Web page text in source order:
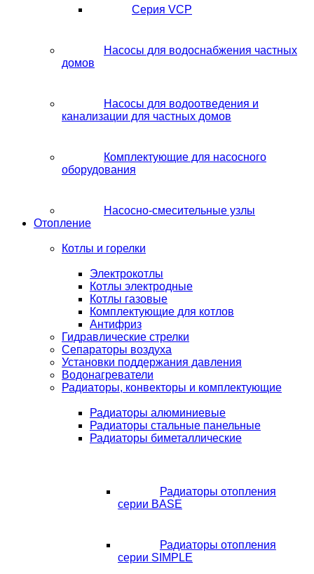
Серия VCP
Насосы для водоснабжения частных
домов
Насосы для водоотведения и
канализации для частных домов
Комплектующие для насосного
оборудования
Насосно-смесительные узлы
Отопление
Котлы и горелки
Электрокотлы
Котлы электродные
Котлы газовые
Комплектующие для котлов
Антифриз
Гидравлические стрелки
Сепараторы воздуха
Установки поддержания давления
Водонагреватели
Радиаторы, конвекторы и комплектующие
Радиаторы алюминиевые
Радиаторы стальные панельные
Радиаторы биметаллические
Радиаторы отопления
серии BASE
Радиаторы отопления
серии SIMPLE